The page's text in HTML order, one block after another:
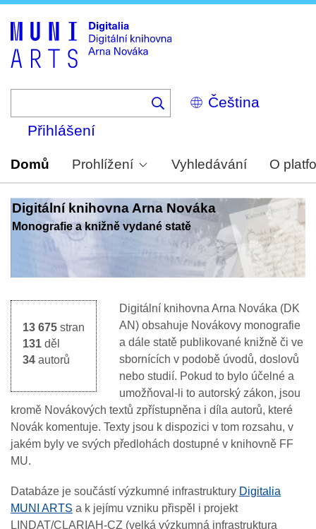
Select
your
Přihlášení
Domů Prohlížení Vyhledávání O
Digitální knihovna Arna Nováka
Monografie a knižně vydané statě
13 675 stran
131 děl
34 autorů
Digitální knihovna Arna Nováka (DK
AN) obsahuje Novákovy monografie
a dále statě publikované knižně či ve
sbornících v podobě úvodů, doslovů
nebo studií. Pokud to bylo účelné a
umožňoval-li to autorský zákon, jsou
kromě Novákových textů zpřístupněna i díla autorů, které
Novák komentuje. Texty jsou k dispozici v tom rozsahu, v
jakém byly ve svých předlohách dostupné v knihovně FF
MU.
Databáze je součástí výzkumné infrastruktury Digitalia
MUNI ARTS a k jejímu vzniku přispěl i projekt
LINDAT/CLARIAH-CZ (velká výzkumná infrastruktura